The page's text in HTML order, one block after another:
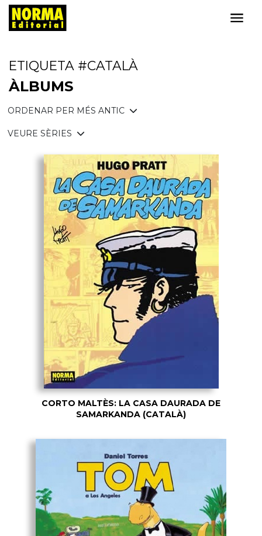
ETIQUETA #CATALÀ
ÀLBUMS
ORDENAR PER MÉS ANTIC
VEURE SÈRIES
CORTO MALTÈS: LA CASA DAURADA DE
SAMARKANDA (CATALÀ)